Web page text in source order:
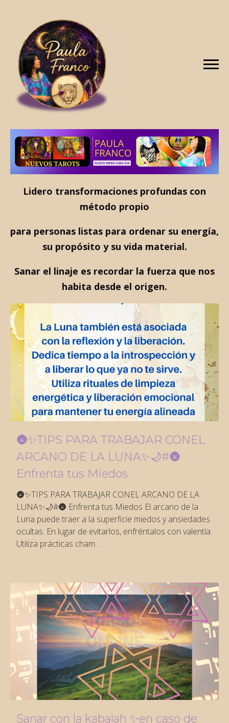
Lidero transformaciones profundas con
método propio
para personas listas para ordenar su energía,
su propósito y su vida material.
Sanar el linaje es recordar la fuerza que nos
habita desde el origen.
🌚✨TIPS PARA TRABAJAR CONEL
ARCANO DE LA LUNA✨🌙#🌚
Enfrenta tus Miedos
🌚✨TIPS PARA TRABAJAR CONEL ARCANO DE LA
LUNA✨🌙#🌚 Enfrenta tus Miedos El arcano de la
Luna puede traer a la superficie miedos y ansiedades
ocultas. En lugar de evitarlos, enfréntalos con valentía.
Utiliza prácticas cham…
Sanar con la kabalah ✨en caso de